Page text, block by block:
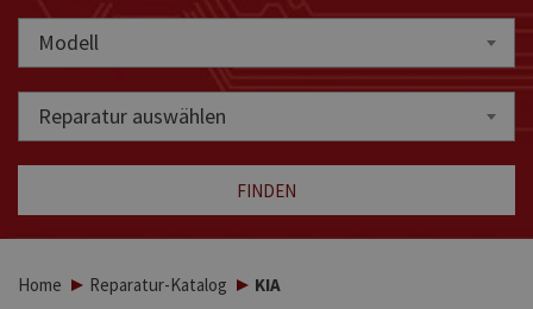
Modell
Reparatur auswählen
FINDEN
Home Reparatur-Katalog KIA